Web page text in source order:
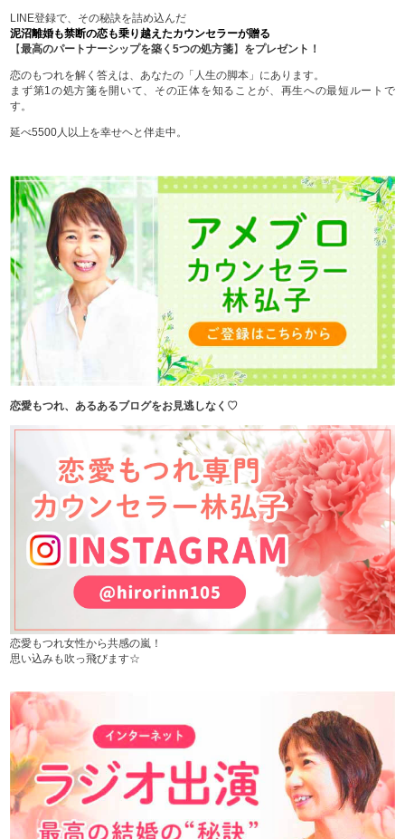
LINE登録で、その秘訣を詰め込んだ
泥沼離婚も禁断の恋も乗り越えたカウンセラーが贈る
【最高のパートナーシップを築く5つの処方箋】 をプレゼント！
恋のもつれを解く答えは、あなたの「人生の脚本」にあります。
まず第1の処方箋を開いて、その正体を知ることが、再生への最短ルートで
す。
延べ5500人以上を幸せヘと伴走中。
恋愛もつれ、あるあるブログをお見逃しなく♡
恋愛もつれ女性から共感の嵐！
思い込みも吹っ飛びます☆